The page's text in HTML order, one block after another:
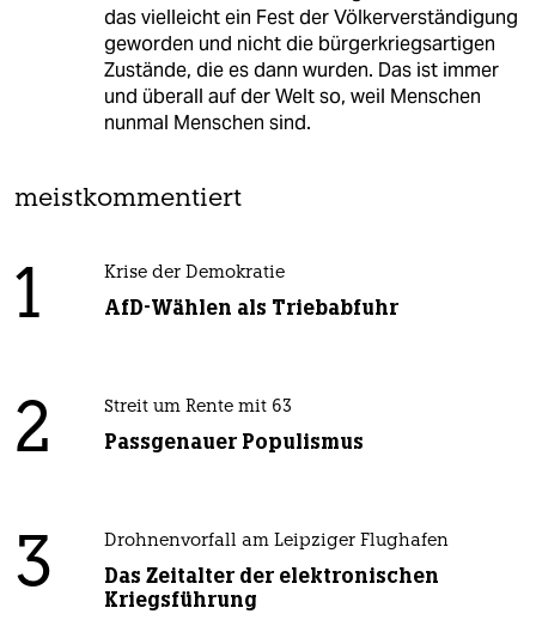
das vielleicht ein Fest der Völkerverständigung
geworden und nicht die bürgerkriegsartigen
Zustände, die es dann wurden. Das ist immer
und überall auf der Welt so, weil Menschen
nunmal Menschen sind.
meistkommentiert
1 Krise der Demokratie
AfD-Wählen als Triebabfuhr
2 Streit um Rente mit 63
Passgenauer Populismus
3 Drohnenvorfall am Leipziger Flughafen
Das Zeitalter der elektronischen
Kriegsführung